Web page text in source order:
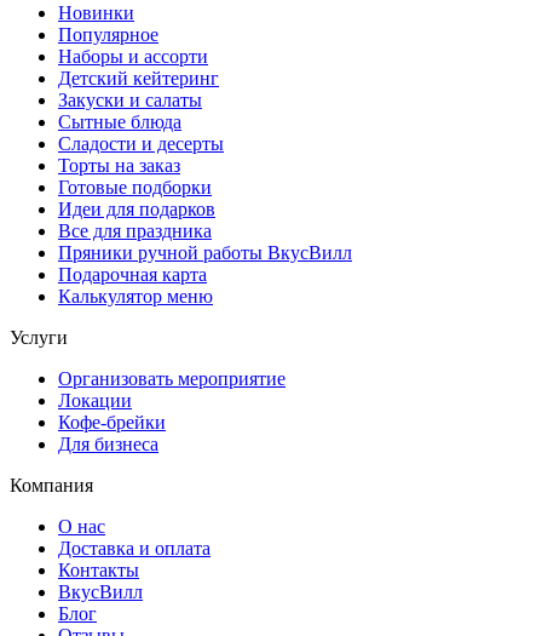
Новинки
Популярное
Наборы и ассорти
Детский кейтеринг
Закуски и салаты
Сытные блюда
Сладости и десерты
Торты на заказ
Готовые подборки
Идеи для подарков
Все для праздника
Пряники ручной работы ВкусВилл
Подарочная карта
Калькулятор меню
Услуги
Организовать мероприятие
Локации
Кофе-брейки
Для бизнеса
Компания
О нас
Доставка и оплата
Контакты
ВкусВилл
Блог